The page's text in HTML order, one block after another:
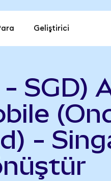
Geliştirici
SGD)
-